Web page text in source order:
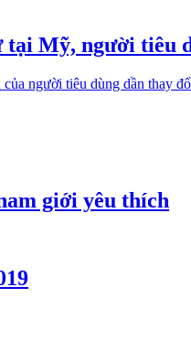
Mỹ, người tiêu
giới yêu thích